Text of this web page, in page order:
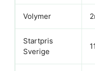
Volymer
Startpris
Sverige